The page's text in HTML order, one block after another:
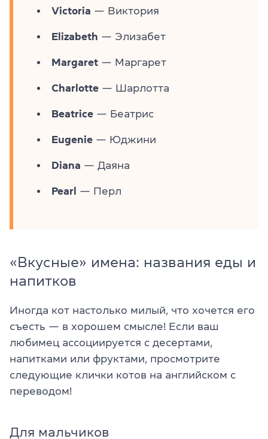
Victoria — Виктория
Elizabeth — Элизабет
Margaret — Маргарет
Charlotte — Шарлотта
Beatrice — Беатрис
Eugenie — Юджини
Diana — Даяна
Pearl — Перл
«Вкусные» имена: названия еды и
напитков
Иногда кот настолько милый, что хочется его
съесть — в хорошем смысле! Если ваш
любимец ассоциируется с десертами,
напитками или фруктами, просмотрите
следующие клички котов на английском с
переводом!
Для мальчиков